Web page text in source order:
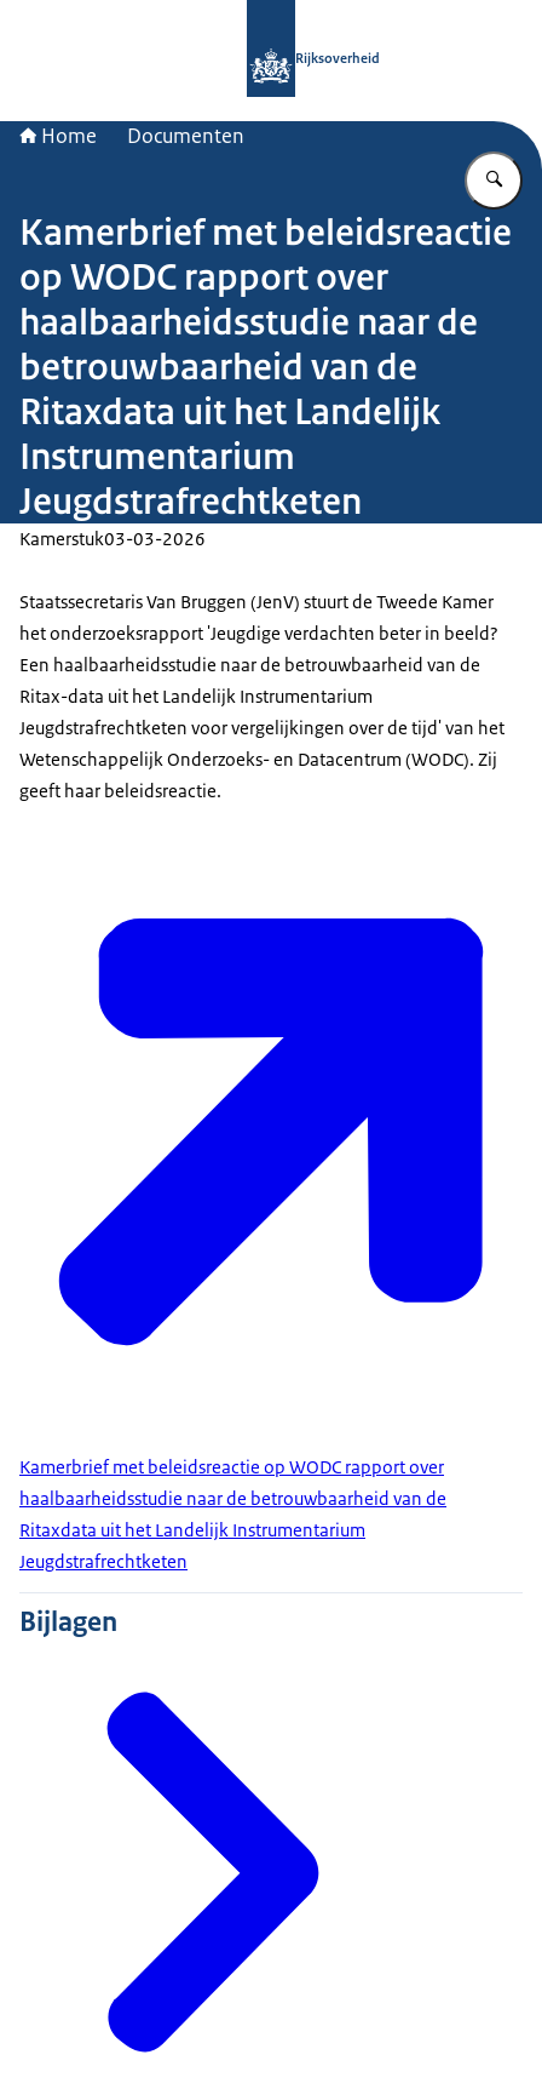
Rijksoverheid
Home Documenten
Kamerbrief met beleidsreactie
op WODC rapport over
haalbaarheidsstudie naar de
betrouwbaarheid van de
Ritaxdata uit het Landelijk
Instrumentarium
Jeugdstrafrechtketen
Kamerstuk03-03-2026
Staatssecretaris Van Bruggen (JenV) stuurt de Tweede Kamer
het onderzoeksrapport 'Jeugdige verdachten beter in beeld?
Een haalbaarheidsstudie naar de betrouwbaarheid van de
Ritax-data uit het Landelijk Instrumentarium
Jeugdstrafrechtketen voor vergelijkingen over de tijd' van het
Wetenschappelijk Onderzoeks- en Datacentrum (WODC). Zij
geeft haar beleidsreactie.
Kamerbrief met beleidsreactie op WODC rapport over
haalbaarheidsstudie naar de betrouwbaarheid van de
Ritaxdata uit het Landelijk Instrumentarium
Jeugdstrafrechtketen
Bijlagen